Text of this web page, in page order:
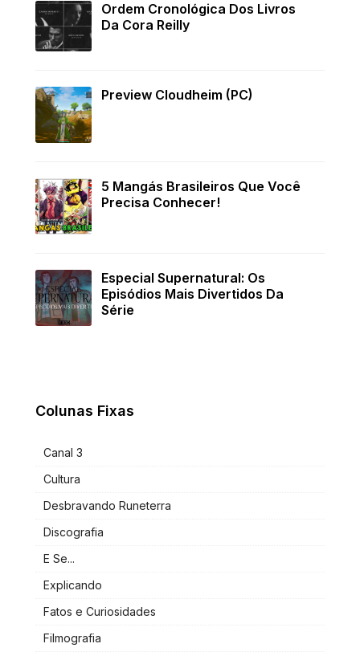
Ordem Cronológica Dos Livros
Da Cora Reilly
Preview Cloudheim (PC)
5 Mangás Brasileiros Que Você
Precisa Conhecer!
Especial Supernatural: Os
Episódios Mais Divertidos Da
Série
Colunas Fixas
Canal 3
Cultura
Desbravando Runeterra
Discografia
E Se...
Explicando
Fatos e Curiosidades
Filmografia